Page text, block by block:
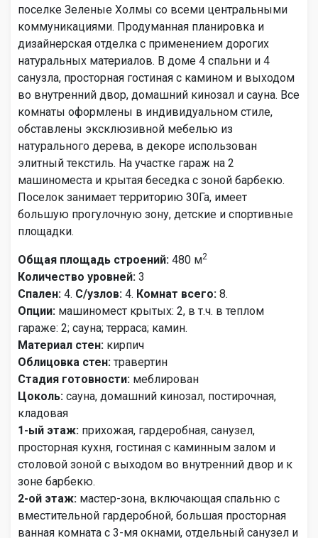
поселке Зеленые Холмы со всеми центральными
коммуникациями. Продуманная планировка и
дизайнерская отделка с применением дорогих
натуральных материалов. В доме 4 спальни и 4
санузла, просторная гостиная с камином и выходом
во внутренний двор, домашний кинозал и сауна. Все
комнаты оформлены в индивидуальном стиле,
обставлены эксклюзивной мебелью из
натурального дерева, в декоре использован
элитный текстиль. На участке гараж на 2
машиноместа и крытая беседка с зоной барбекю.
Поселок занимает территорию 30Га, имеет
большую прогулочную зону, детские и спортивные
площадки.
Общая площадь строений: 480 м2
Количество уровней: 3
Спален: 4. С/узлов: 4. Комнат всего: 8.
Опции: машиномест крытых: 2, в т.ч. в теплом
гараже: 2; сауна; терраса; камин.
Материал стен: кирпич
Облицовка стен: травертин
Стадия готовности: меблирован
Цоколь: сауна, домашний кинозал, постирочная,
кладовая
1-ый этаж: прихожая, гардеробная, санузел,
просторная кухня, гостиная с каминным залом и
столовой зоной с выходом во внутренний двор и к
зоне барбекю.
2-ой этаж: мастер-зона, включающая спальню с
вместительной гардеробной, большая просторная
ванная комната с 3-мя окнами, отдельный санузел и